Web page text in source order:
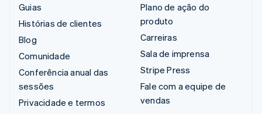
Guias
Histórias de clientes
Blog
Comunidade
Conferência anual das
sessões
Privacidade e termos
Plano de ação do
produto
Carreiras
Sala de imprensa
Stripe Press
Fale com a equipe de
vendas